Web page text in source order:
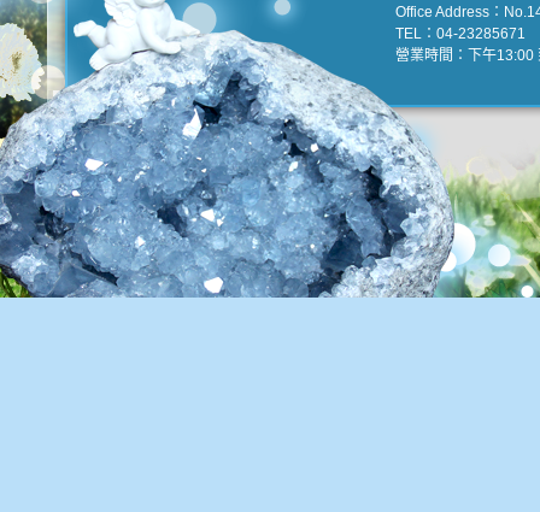
Office Address：
TEL：04-23285671
營業時間：下午13:00